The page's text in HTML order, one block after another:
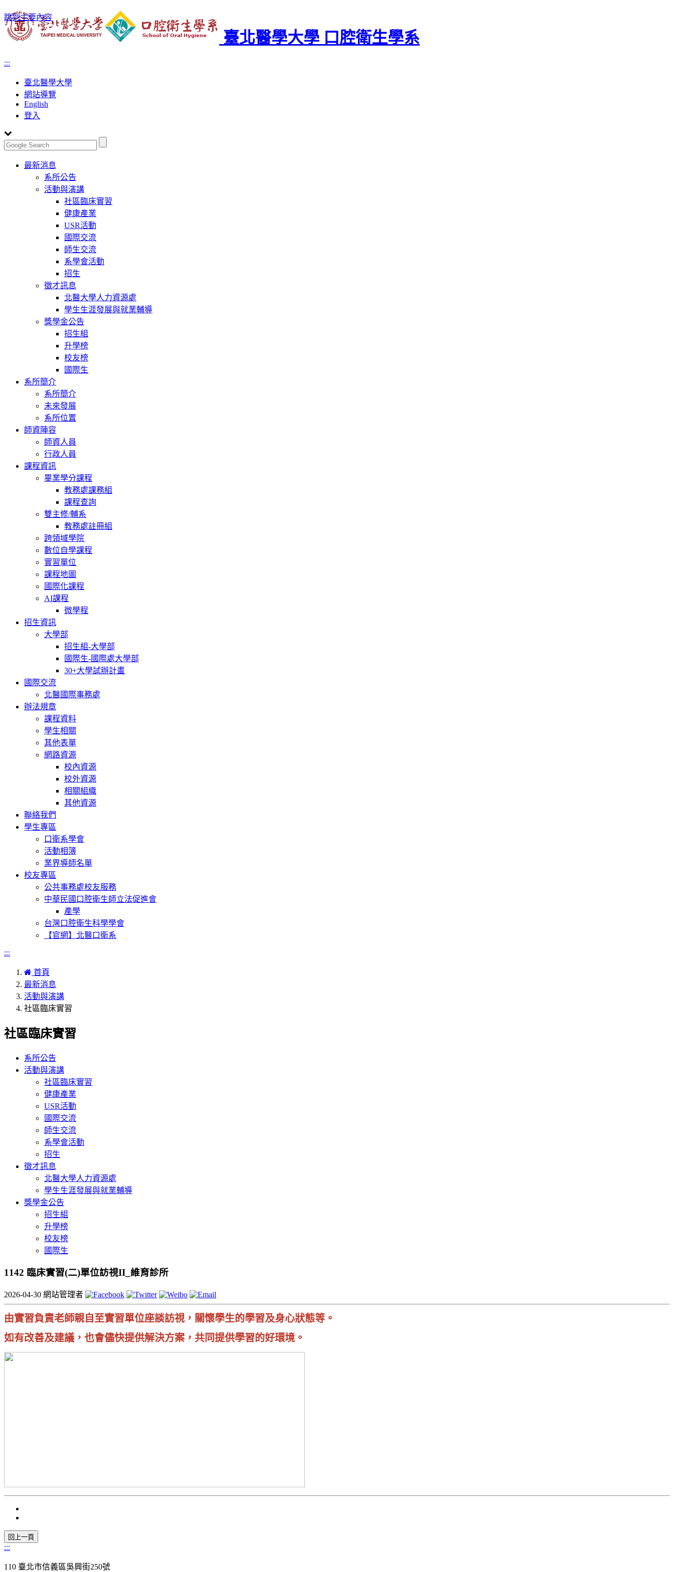
跳到主要內容
臺北醫學大學 口腔衛生學系
:::
臺北醫學大學
網站導覽
English
登入
Toggle
navigation
最新消息
系所公告
活動與演講
社區臨床實習
健康產業
USR活動
國際交流
師生交流
系學會活動
招生
徵才訊息
北醫大學人力資源處
學生生涯發展與就業輔導
獎學金公告
招生組
升學榜
校友榜
國際生
系所簡介
系所簡介
未來發展
系所位置
師資陣容
師資人員
行政人員
課程資訊
畢業學分課程
教務處課務組
課程查詢
雙主修/輔系
教務處註冊組
跨領域學院
數位自學課程
實習單位
課程地圖
國際化課程
AI課程
微學程
招生資訊
大學部
招生組-大學部
國際生-國際處大學部
30+大學試辦計畫
國際交流
北醫國際事務處
辦法規章
課程資料
學生相關
其他表單
網路資源
校內資源
校外資源
相關組織
其他資源
聯絡我們
學生專區
口衛系學會
活動相簿
業界導師名單
校友專區
公共事務處校友服務
中華民國口腔衛生師立法促進會
產學
台灣口腔衛生科學學會
【官網】北醫口衛系
:::
首頁
最新消息
活動與演講
社區臨床實習
社區臨床實習
系所公告
活動與演講
社區臨床實習
健康產業
USR活動
國際交流
師生交流
系學會活動
招生
徵才訊息
北醫大學人力資源處
學生生涯發展與就業輔導
獎學金公告
招生組
升學榜
校友榜
國際生
1142 臨床實習(二)單位訪視II_維育診所
2026-04-30 網站管理者
由實習負責老師親自至實習單位座談訪視，關懷學生的學習及身心狀態等。
如有改善及建議，也會儘快提供解決方案，共同提供學習的好環境。
:::
110 臺北市信義區吳興街250號